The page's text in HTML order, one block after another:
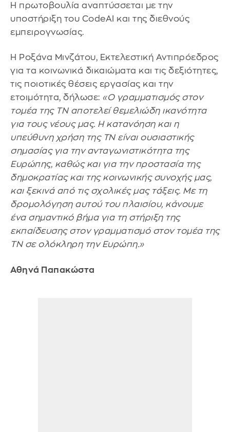
Η πρωτοβουλία αναπτύσσεται με την
υποστήριξη του CodeAI και της διεθνούς
εμπειρογνωσίας.
Η Ροξάνα Μινζάτου, Εκτελεστική Αντιπρόεδρος
για τα κοινωνικά δικαιώματα και τις δεξιότητες,
τις ποιοτικές θέσεις εργασίας και την
ετοιμότητα, δήλωσε: «Ο γραμματισμός στον
τομέα της ΤΝ αποτελεί θεμελιώδη ικανότητα
για τους νέους μας. Η κατανόηση και η
υπεύθυνη χρήση της ΤΝ είναι ουσιαστικής
σημασίας για την ανταγωνιστικότητα της
Ευρώπης, καθώς και για την προστασία της
δημοκρατίας και της κοινωνικής συνοχής μας,
και ξεκινά από τις σχολικές μας τάξεις. Με τη
δρομολόγηση αυτού του πλαισίου, κάνουμε
ένα σημαντικό βήμα για τη στήριξη της
εκπαίδευσης στον γραμματισμό στον τομέα της
ΤΝ σε ολόκληρη την Ευρώπη.»
Αθηνά Παπακώστα